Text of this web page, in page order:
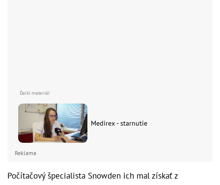
Medirex - starnutie
Reklama
Počítačový špecialista Snowden ich mal získať z